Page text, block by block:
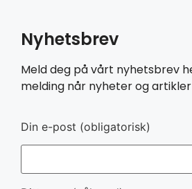
Nyhetsbrev
Meld deg på vårt nyhetsbrev
melding når nyheter og
Din e-post (obligatorisk)